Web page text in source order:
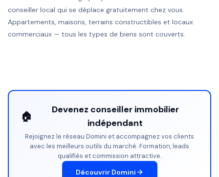
conseiller local qui se déplace gratuitement chez vous.
Appartements, maisons, terrains constructibles et locaux
commerciaux — tous les types de biens sont couverts.
🏠
Devenez conseiller immobilier
indépendant
Rejoignez le réseau Domini et accompagnez vos clients
avec les meilleurs outils du marché. Formation, leads
qualifiés et commission attractive.
Découvrir Domini